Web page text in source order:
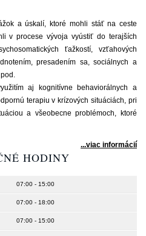
a úskalí, ktoré mohli stáť na ceste
v procese vývoja vyústiť do terajších
ťažkostí, vzťahových
presadením sa, sociálnych a
aj kognitívne behaviorálnych a
terapiu v krízových situáciách, pri
a všeobecne problémoch, ktoré
...viac informácií
HODINY
07:00 - 15:00
07:00 - 18:00
07:00 - 15:00